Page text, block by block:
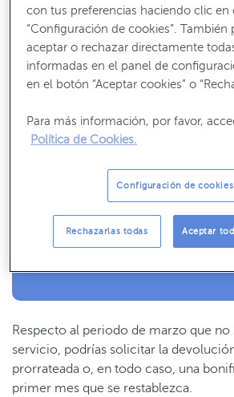
El Real Decreto-ley aprobado por el
que, en el caso de los servicios de
decir, aquellos que se prolongan en el
pagados generalmente por cuotas, se
nuevas cuotas hasta que el servicio
SUSCRÍBETE
Respecto al periodo de marzo que no
servicio, podrías solicitar la
prorrateada o, en todo caso, una
primer mes que se restablezca.
con tus preferencias haciendo clic en
“Configuración de cookies”.
aceptar o rechazar directamente
informadas en el panel de
en el botón “Aceptar cookies” o
Para más información, por favor,
Política de Cookies.
Configuración de cookies
Rechazarlas todas Aceptar